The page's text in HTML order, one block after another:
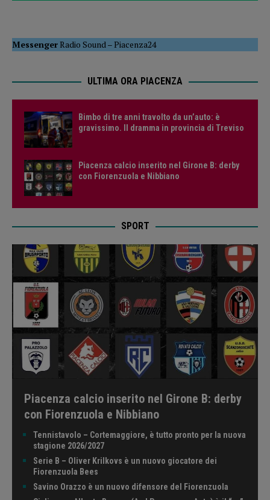
MessengerRadio Sound –Piacenza24
ULTIMA ORA PIACENZA
Bimbo di tre anni travolto da un’auto: è
gravissimo. Il dramma in provincia di Treviso
Piacenza calcio inserito nel Girone B: derby
con Fiorenzuola e Nibbiano
SPORT
Piacenza calcio inserito nel Girone B: derby
con Fiorenzuola e Nibbiano
Tennistavolo – Cortemaggiore, è tutto pronto per la nuova
stagione 2026/2027
Serie B – Oliver Krilkovs è un nuovo giocatore dei
Fiorenzuola Bees
Savino Orazzo è un nuovo difensore del Fiorenzuola